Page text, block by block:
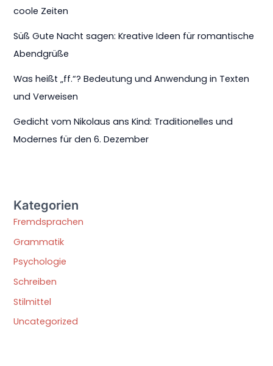
coole Zeiten
Süß Gute Nacht sagen: Kreative Ideen für romantische
Abendgrüße
Was heißt „ff.“? Bedeutung und Anwendung in Texten
und Verweisen
Gedicht vom Nikolaus ans Kind: Traditionelles und
Modernes für den 6. Dezember
Kategorien
Fremdsprachen
Grammatik
Psychologie
Schreiben
Stilmittel
Uncategorized